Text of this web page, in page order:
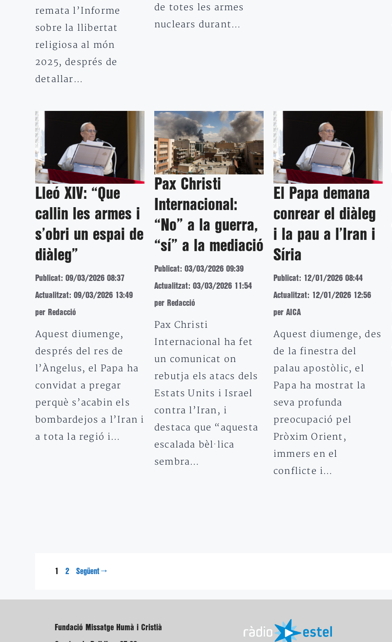
remata l’Informe
sobre la llibertat
religiosa al món
2025, després de
detallar…
de totes les armes
nuclears durant…
Lleó XIV: “Que
callin les armes i
s’obri un espai de
diàleg”
Publicat: 09/03/2026 08:37
Actualitzat: 09/03/2026 13:49
per Redacció
Aquest diumenge,
després del res de
l’Àngelus, el Papa ha
convidat a pregar
perquè s’acabin els
bombardejos a l’Iran i
a tota la regió i…
Pax Christi
Internacional:
“No” a la guerra,
“sí” a la mediació
Publicat: 03/03/2026 09:39
Actualitzat: 03/03/2026 11:54
per Redacció
Pax Christi
Internacional ha fet
un comunicat on
rebutja els atacs dels
Estats Units i Israel
contra l’Iran, i
destaca que “aquesta
escalada bèl·lica
sembra…
El Papa demana
conrear el diàleg
i la pau a l’Iran i
Síria
Publicat: 12/01/2026 08:44
Actualitzat: 12/01/2026 12:56
per AICA
Aquest diumenge, des
de la finestra del
palau apostòlic, el
Papa ha mostrat la
seva profunda
preocupació pel
Pròxim Orient,
immers en el
conflicte i…
Pàgina
1 Pàgina
2 Següent →
Fundació Missatge Humà i Cristià